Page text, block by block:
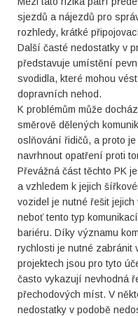
sjezdů a nájezdů pro
rozhledy, krátké
Další časté nedostatky v
představuje umístění
svodidla, které mohou
dopravních nehod.
K problémům může
směrově dělených
oslňování řidičů, a proto
navrhnout opatření proti
Převážná část těchto PK
a vzhledem k jejich
vozidel je nutné řešit
neboť tento typ
bariéru. Díky významu
rychlosti je nutné zabránit
projektech jsou pro tyto
často vykazují nevhodná
přechodových míst. V
nedostatky v podobě